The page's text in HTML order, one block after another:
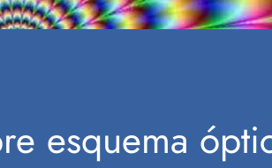
esquema